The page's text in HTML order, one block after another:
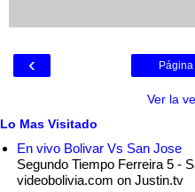
‹
Ver la
Lo Mas Visitado
En vivo Bolivar Vs San Jose
Segundo Tiempo Ferreira 5 -
videobolivia.com on Justin.tv